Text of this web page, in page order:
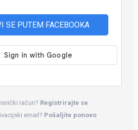
SE PUTEM FACEBOOKA
račun? Registrirajte se
email? Pošaljite ponovo